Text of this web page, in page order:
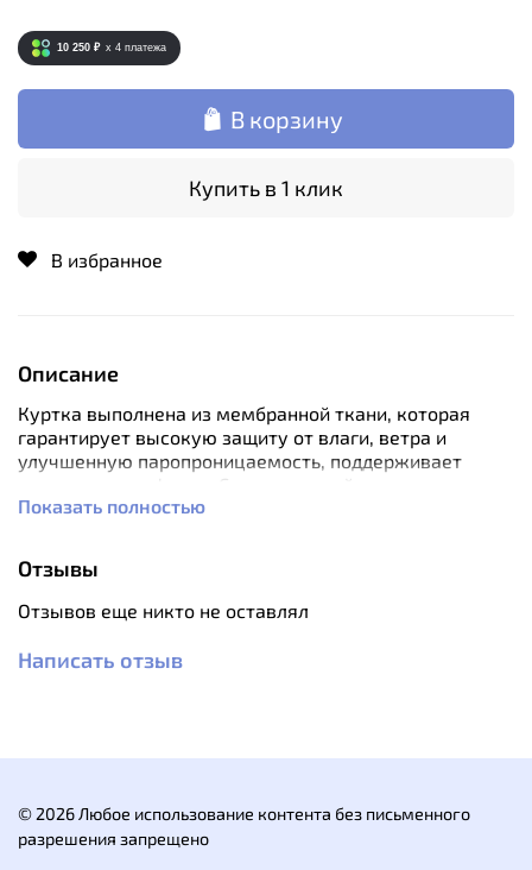
10 250 ₽ x 4 платежа
В корзину
Купить в 1 клик
В избранное
Описание
Куртка выполнена из мембранной ткани, которая
гарантирует высокую защиту от влаги, ветра и
улучшенную паропроницаемость, поддерживает
ощущение комфорта. Синтетический утеплитель
Shelter® Sport безупречно согревает как в сухом, так
условиях быстро меняющейся погоды.
Неоспоримым плюсом курток на синтетическом
утеплителе является простота в уходе и ремонте.
Крой изделия продуман так, чтобы не давать холоду
доступ под куртку даже при самых активных
согревает и во влажном состоянии
объемный капюшон с высокой стойкой и с
Показать полностью
Отзывы
Отзывов еще никто не оставлял
Написать отзыв
© 2026 Любое использование контента без письменного
разрешения запрещено